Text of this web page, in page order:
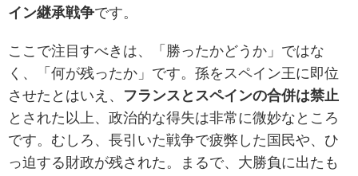
イン継承戦争です。
ここで注目すべきは、「勝ったかどうか」ではな
く、「何が残ったか」です。孫をスペイン王に即位
させたとはいえ、 フランスとスペインの合併は禁止
とされた以上、政治的な得失は非常に微妙なところ
です。むしろ、長引いた戦争で疲弊した国民や、ひ
っ迫する財政が残された。まるで、大勝負に出たも